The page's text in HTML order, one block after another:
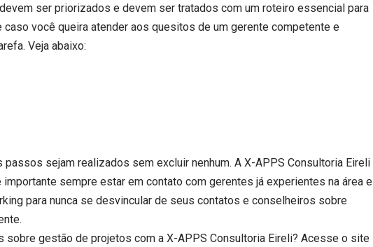
ser priorizados e devem ser tratados com um roteiro essencial para
caso você queira atender aos quesitos de um gerente competente e
Veja abaixo:
sejam realizados sem excluir nenhum. A X-APPS Consultoria Eireli
importante sempre estar em contato com gerentes já experientes na área e
para nunca se desvincular de seus contatos e conselheiros sobre
sobre gestão de projetos com a X-APPS Consultoria Eireli? Acesse o site